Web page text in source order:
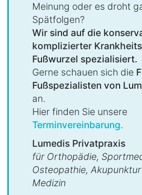
Meinung oder es droht
Spätfolgen?
Wir sind auf die
komplizierter
Fußwurzel spezialisiert.
Gerne schauen sich die
Fußspezialisten von
an.
Hier finden Sie unsere
Terminvereinbarung.
Lumedis Privatpraxis
für Orthopädie,
Osteopathie,
Medizin